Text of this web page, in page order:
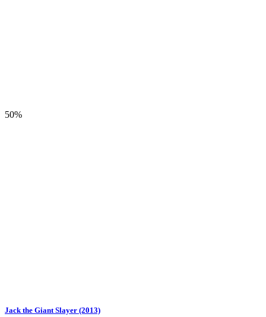
50%
Jack the Giant Slayer (2013)